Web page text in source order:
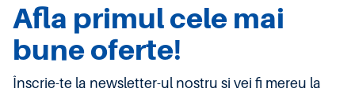
Afla primul cele mai
bune oferte!
Înscrie-te la newsletter-ul nostru si vei fi mereu la